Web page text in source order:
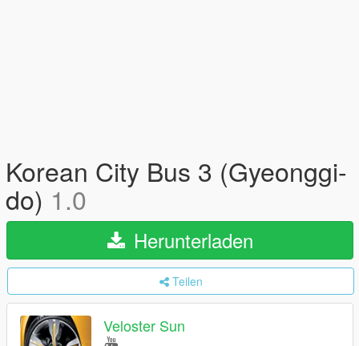
Korean City Bus 3 (Gyeonggi-
do) 1.0
Herunterladen
Teilen
Veloster Sun